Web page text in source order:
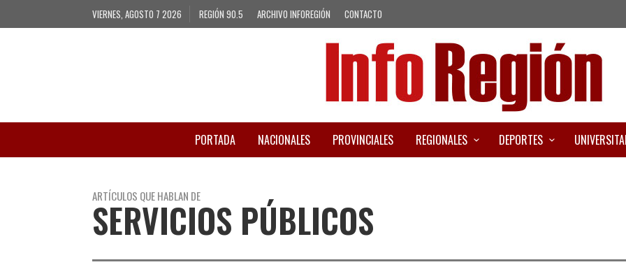
VIERNES, AGOSTO 7 2026 REGIÓN 90.5 ARCHIVO INFOREGIÓN CONTACTO
PORTADA NACIONALES PROVINCIALES REGIONALES DEPORTES
ARTÍCULOS QUE HABLAN DE
SERVICIOS PÚBLICOS